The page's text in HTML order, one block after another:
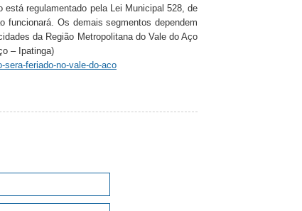
regulamentado pela Lei Municipal 528, de
funcionará. Os demais segmentos dependem
da Região Metropolitana do Vale do Aço
– Ipatinga)
sera-feriado-no-vale-do-aco